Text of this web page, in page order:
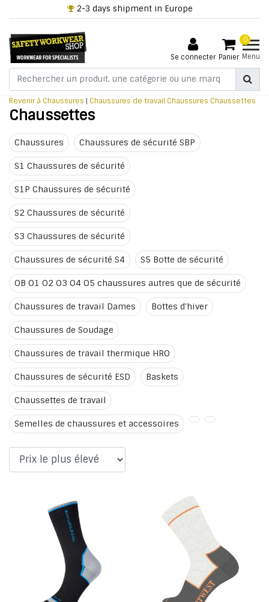
+32 3 318 94 61
Se connecter
0
Panier Menu
Revenir à Chaussures | Chaussures de travail Chaussures Chaussettes
Chaussettes
Chaussures Chaussures de sécurité SBP
S1 Chaussures de sécurité
S1P Chaussures de sécurité
S2 Chaussures de sécurité
S3 Chaussures de sécurité
Chaussures de sécurité S4 S5 Botte de sécurité
OB O1 O2 O3 O4 O5 chaussures autres que de sécurité
Chaussures de travail Dames Bottes d'hiver
Chaussures de Soudage
Chaussures de travail thermique HRO
Chaussures de sécurité ESD Baskets
Chaussettes de travail
Semelles de chaussures et accessoires